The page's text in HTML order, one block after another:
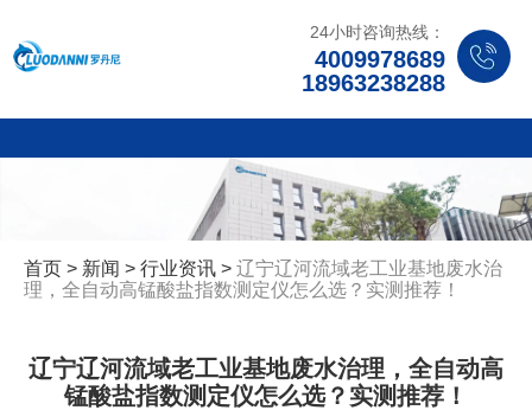
24小时咨询热线：
4009978689
18963238288
首页 > 新闻 > 行业资讯 > 辽宁辽河流域老工业基地废水治
理，全自动高锰酸盐指数测定仪怎么选？实测推荐！
辽宁辽河流域老工业基地废水治理，全自动高
锰酸盐指数测定仪怎么选？实测推荐！